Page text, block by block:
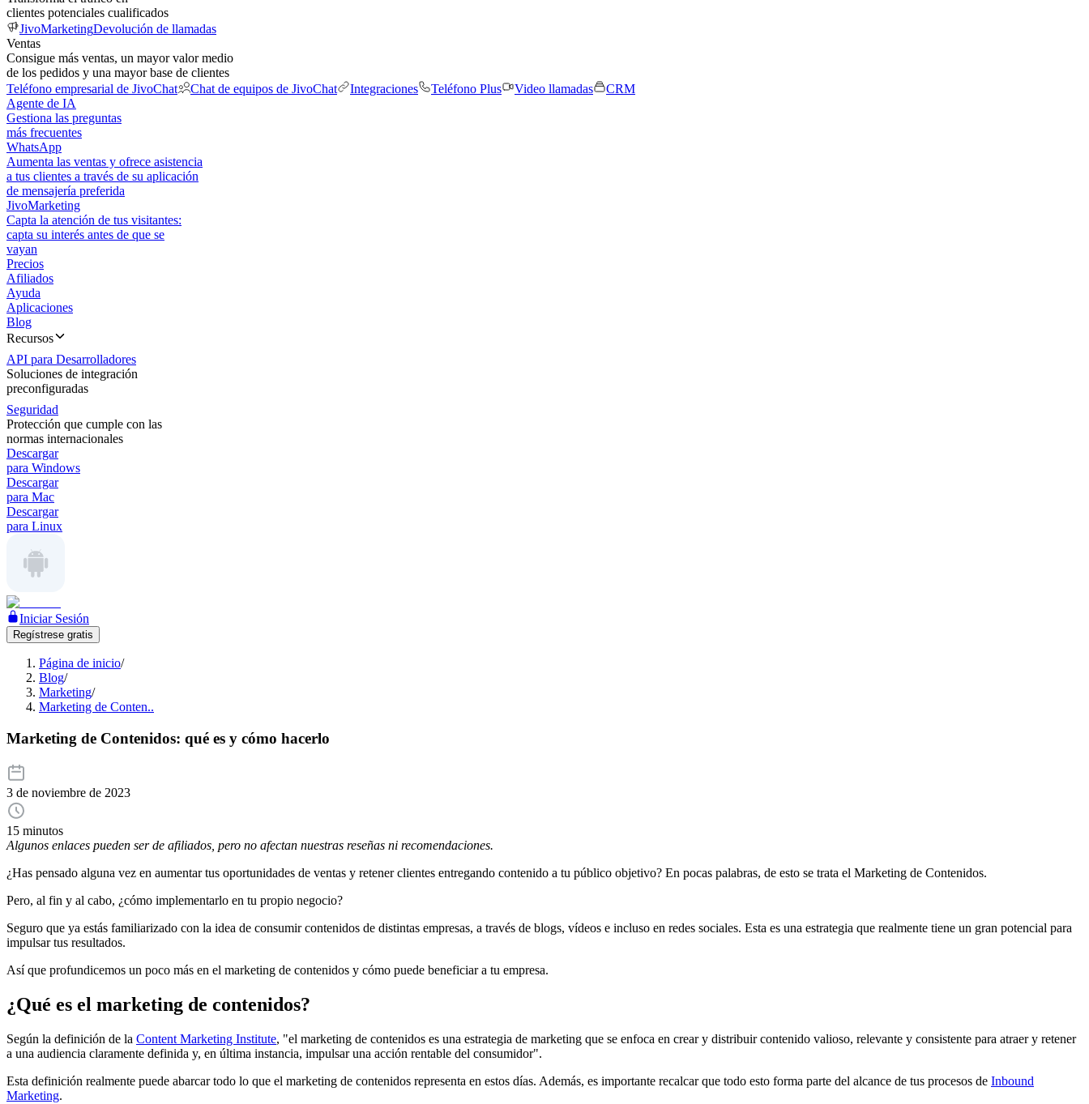
clientes potenciales cualificados
JivoMarketingDevolución de llamadas
Ventas
Consigue más ventas, un mayor valor medio
de los pedidos y una mayor base de clientes
Teléfono empresarial de JivoChat
Chat de equipos de JivoChat Integraciones Teléfono Plus Video llamadas
CRM
Agente de IA
Gestiona las preguntas
más frecuentes
WhatsApp
Aumenta las ventas y ofrece asistencia
a tus clientes a través de su aplicación
de mensajería preferida
JivoMarketing
Capta la atención de tus visitantes:
capta su interés antes de que se
vayan
Precios
Afiliados
Ayuda
Aplicaciones
Blog
Recursos
API para Desarrolladores
Soluciones de integración
preconfiguradas
Seguridad
Protección que cumple con las
normas internacionales
Descargar
para Windows
Descargar
para Mac
Descargar
para Linux
Iniciar Sesión
Regístrese gratis
Página de inicio/
Blog/
Marketing/
Marketing de Conten..
Marketing de Contenidos: qué es y cómo hacerlo
3 de noviembre de 2023
15 minutos
Algunos enlaces pueden ser de afiliados, pero no afectan nuestras reseñas ni recomendaciones.
¿Has pensado alguna vez en aumentar tus oportunidades de ventas y retener clientes entregando contenido a tu público objetivo? En pocas palabras, de esto se trata el Marketing de Contenidos.
Pero, al fin y al cabo, ¿cómo implementarlo en tu propio negocio?
Seguro que ya estás familiarizado con la idea de consumir contenidos de distintas empresas, a través de blogs, vídeos e incluso en redes sociales. Esta es una estrategia que realmente tiene un gran potencial para
impulsar tus resultados.
Así que profundicemos un poco más en el marketing de contenidos y cómo puede beneficiar a tu empresa.
¿Qué es el marketing de contenidos?
Según la definición de la Content Marketing Institute, "el marketing de contenidos es una estrategia de marketing que se enfoca en crear y distribuir contenido valioso, relevante y consistente para atraer y retener
a una audiencia claramente definida y, en última instancia, impulsar una acción rentable del consumidor".
Esta definición realmente puede abarcar todo lo que el marketing de contenidos representa en estos días. Además, es importante recalcar que todo esto forma parte del alcance de tus procesos de Inbound
Marketing.